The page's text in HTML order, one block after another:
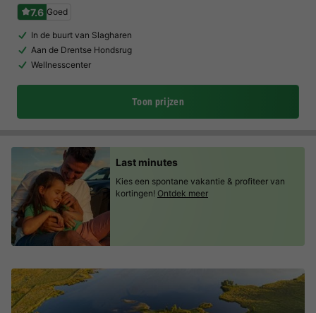
7.6 Goed
In de buurt van Slagharen
Aan de Drentse Hondsrug
Wellnesscenter
Toon prijzen
Last minutes
Kies een spontane vakantie & profiteer van
kortingen! Ontdek meer